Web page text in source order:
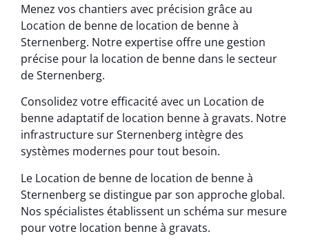
Menez vos chantiers avec précision grâce au
Location de benne de location de benne à
Sternenberg. Notre expertise offre une gestion
précise pour la location de benne dans le secteur
de Sternenberg.
Consolidez votre efficacité avec un Location de
benne adaptatif de location benne à gravats. Notre
infrastructure sur Sternenberg intègre des
systèmes modernes pour tout besoin.
Le Location de benne de location de benne à
Sternenberg se distingue par son approche global.
Nos spécialistes établissent un schéma sur mesure
pour votre location benne à gravats.